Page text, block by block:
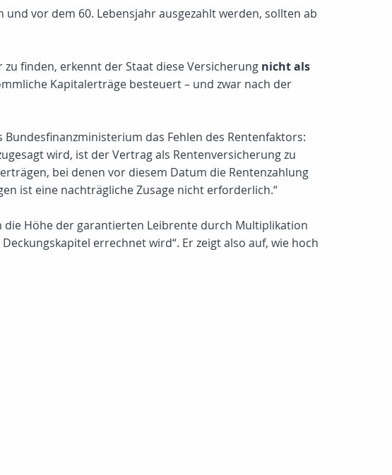
vor dem 60. Lebensjahr ausgezahlt werden, sollten ab
finden, erkennt der Staat diese Versicherung nicht als
Kapitalerträge besteuert – und zwar nach der
das Fehlen des Rentenfaktors:
wird, ist der Vertrag als Rentenversicherung zu
bei denen vor diesem Datum die Rentenzahlung
ist eine nachträgliche Zusage nicht erforderlich.“
Höhe der garantierten Leibrente durch Multiplikation
errechnet wird“. Er zeigt also auf, wie hoch